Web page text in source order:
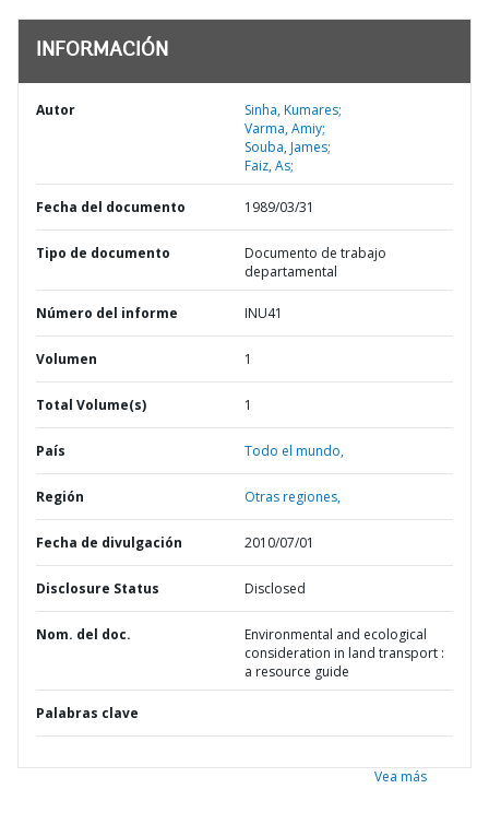
INFORMACIÓN
Autor
Sinha, Kumares;
Varma, Amiy;
Souba, James;
Faiz, As;
Fecha del documento 1989/03/31
Tipo de documento
Documento de trabajo
departamental
Número del informe INU41
Volumen 1
Total Volume(s) 1
País Todo el mundo,
Región Otras regiones,
Fecha de divulgación 2010/07/01
Disclosure Status Disclosed
Nom. del doc.
Environmental and ecological
consideration in land transport :
a resource guide
Palabras clave
Vea más